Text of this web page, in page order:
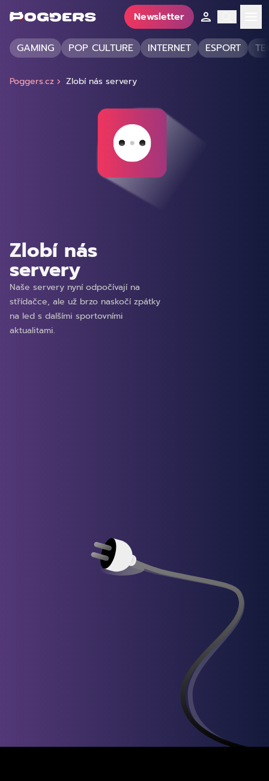
Newsletter
GAMING POP CULTURE INTERNET ESPORT
Poggers.cz Zlobí nás servery
Zlobí nás
servery
Naše servery nyní odpočívají na
střídačce, ale už brzo naskočí zpátky
na led s dalšími sportovními
aktualitami.